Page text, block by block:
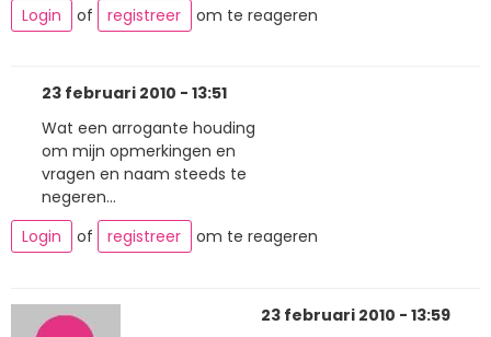
Login
of registreer om te reageren
23 februari 2010 - 13:51
Wat een arrogante houding
om mijn opmerkingen en
vragen en naam steeds te
negeren...
Login
of registreer om te reageren
23 februari 2010 - 13:59